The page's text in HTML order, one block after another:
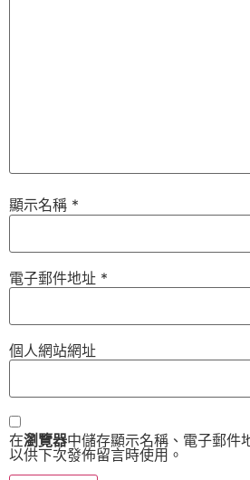
顯示名稱 *
電子郵件地址 *
個人網站網址
在瀏覽器中儲存顯示名稱、電子郵件
以供下次發佈留言時使用。